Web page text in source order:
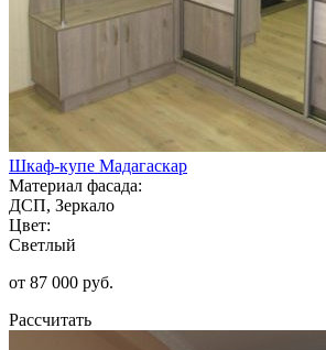
Шкаф-купе Мадагаскар
Материал фасада:
ДСП, Зеркало
Цвет:
Светлый
от 87 000 руб.
Рассчитать